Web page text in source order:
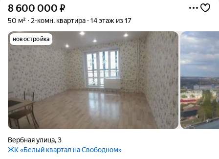
8 600 000 ₽
50 м² 2-комн. квартира 14 этаж из 17
новостройка
Вербная улица,3
ЖК «Белый квартал на Свободном»